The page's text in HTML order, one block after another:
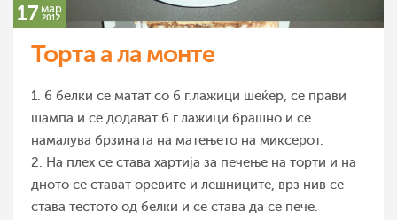
17 мар
2012
Торта а ла монте
1. 6 белки се матат со 6 г.лажици шеќер, се прави
шампа и се додават 6 г.лажици брашно и се
намалува брзината на матењето на миксерот.
2. На плех се става хартија за печење на торти и на
дното се стават оревите и лешниците, врз нив се
става тестото од белки и се става да се пече.